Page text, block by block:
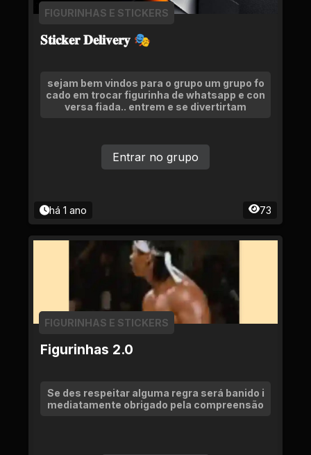
𝐒𝐭𝐢𝐜𝐤𝐞𝐫 𝐃𝐞𝐥𝐢𝐯𝐞𝐫𝐲 🎭
FIGURINHAS E STICKERS
sejam bem vindos para o grupo um grupo fo
cado em trocar figurinha de whatsapp e con
versa fiada.. entrem e se divertirtam
há 1 ano 73
Entrar no grupo
Figurinhas 2.0
FIGURINHAS E STICKERS
Se des respeitar alguma regra será banido i
mediatamente obrigado pela compreensão